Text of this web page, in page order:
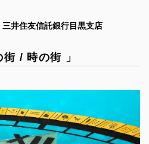
井住友信託銀行目黒支店
街 / 時の街 」